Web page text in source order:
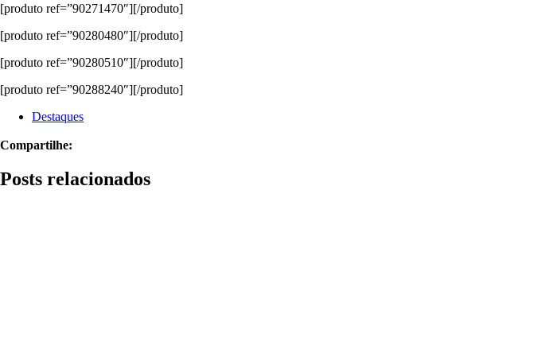
[produto ref=”90271470″][/produto]
[produto ref=”90280480″][/produto]
[produto ref=”90280510″][/produto]
[produto ref=”90288240″][/produto]
Destaques
Compartilhe:
Posts relacionados